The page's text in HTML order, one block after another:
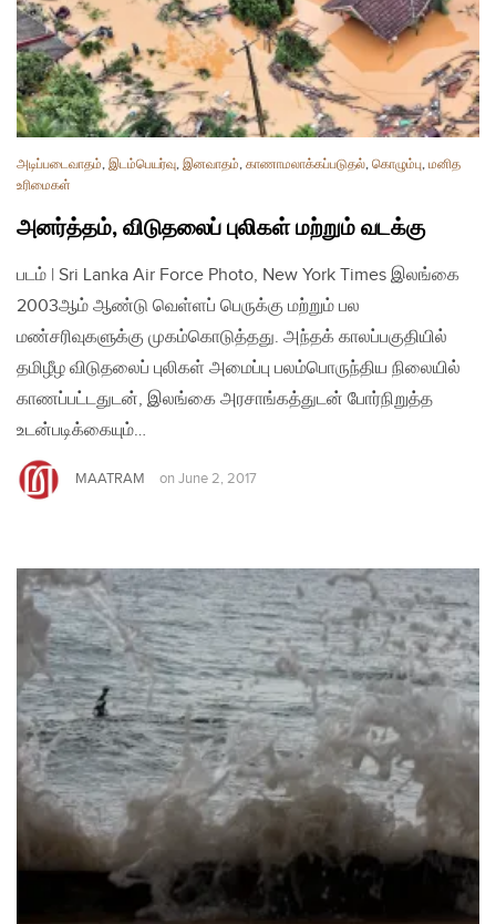
அடிப்படைவாதம், இடம்பெயர்வு, இனவாதம், காணாமலாக்கப்படுதல், கொழும்பு, மனித
உரிமைகள்
அனர்த்தம், விடுதலைப் புலிகள் மற்றும் வடக்கு
படம் | Sri Lanka Air Force Photo, New York Times இலங்கை
2003ஆம் ஆண்டு வெள்ளப் பெருக்கு மற்றும் பல
மண்சரிவுகளுக்கு முகம்கொடுத்தது. அந்தக் காலப்பகுதியில்
தமிழீழ விடுதலைப் புலிகள் அமைப்பு பலம்பொருந்திய நிலையில்
காணப்பட்டதுடன், இலங்கை அரசாங்கத்துடன் போர்நிறுத்த
உடன்படிக்கையும்…
MAATRAM on June 2, 2017